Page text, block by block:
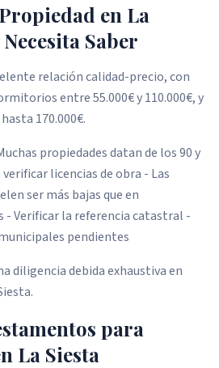
en La
Saber
relación calidad-precio, con
entre 55.000€ y 110.000€, y
170.000€.
propiedades datan de los 90 y
licencias de obra - Las
ser más bajas que en
- Verificar la referencia catastral -
pendientes
diligencia debida exhaustiva en
para
La Siesta